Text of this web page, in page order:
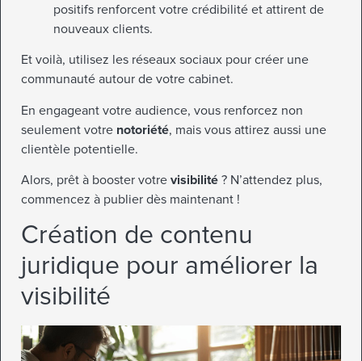
positifs renforcent votre crédibilité et attirent de
nouveaux clients.
Et voilà, utilisez les réseaux sociaux pour créer une
communauté autour de votre cabinet.
En engageant votre audience, vous renforcez non
seulement votre notoriété, mais vous attirez aussi une
clientèle potentielle.
Alors, prêt à booster votre visibilité ? N’attendez plus,
commencez à publier dès maintenant !
Création de contenu
juridique pour améliorer la
visibilité